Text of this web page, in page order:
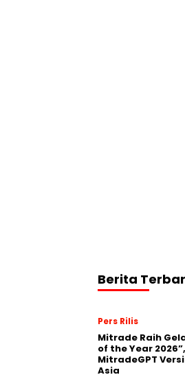
Berita
Pers Rilis
Mitrade Raih
of the Year
MitradeGPT
Asia